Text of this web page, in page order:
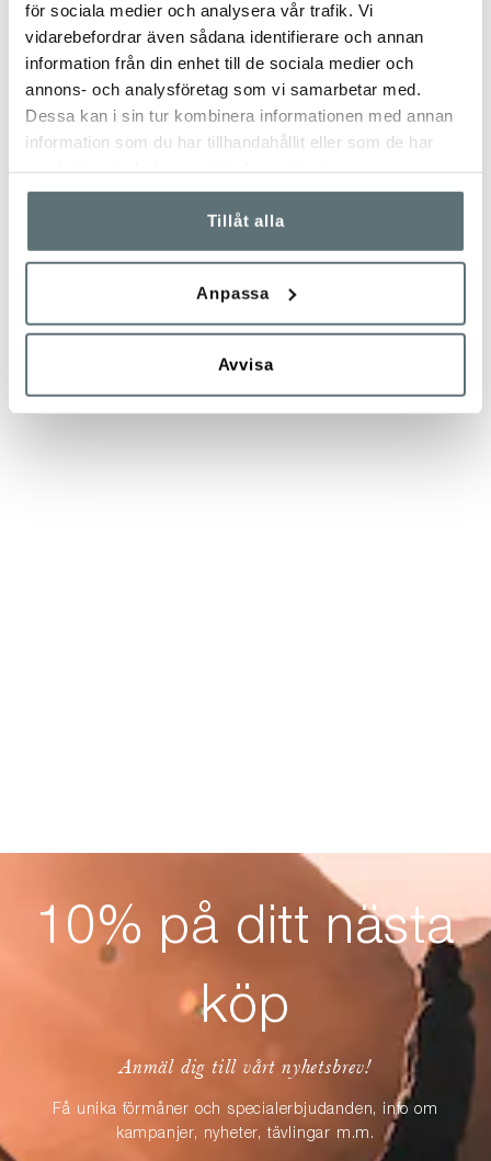
för sociala medier och analysera vår trafik. Vi
vidarebefordrar även sådana identifierare och annan
information från din enhet till de sociala medier och
annons- och analysföretag som vi samarbetar med.
Dessa kan i sin tur kombinera informationen med annan
information som du har tillhandahållit eller som de har
Tillåt alla
Anpassa
Avvisa
REPARATIONER
Meindls skor är tillverkade för att
kunna repareras. Läs mer om
vilka reparationer som vi kan
utföra och vad du behöver tänka
SECOND HAND
Ett bra alternativ till vanlig
konsumtion är att handla
begagnat. Second Hand-
sortimentet hittar du i Meindl
10% på ditt nästa
köp
Anmäl dig till vårt nyhetsbrev!
Få unika förmåner och specialerbjudanden, info om
kampanjer, nyheter, tävlingar m.m.